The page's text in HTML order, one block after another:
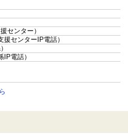
センター）
援センターIP電話）
IP電話）